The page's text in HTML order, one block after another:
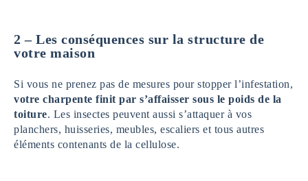
2 – Les conséquences sur la structure de
votre maison
Si vous ne prenez pas de mesures pour stopper l’infestation,
votre charpente finit par s’affaisser sous le poids de la
toiture. Les insectes peuvent aussi s’attaquer à vos
planchers, huisseries, meubles, escaliers et tous autres
éléments contenants de la cellulose.